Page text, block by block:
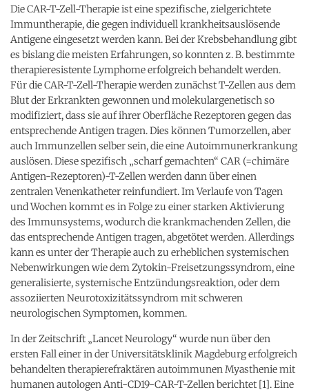
Die CAR-T-Zell-Therapie ist eine spezifische, zielgerichtete
Immuntherapie, die gegen individuell krankheitsauslösende
Antigene eingesetzt werden kann. Bei der Krebsbehandlung gibt
es bislang die meisten Erfahrungen, so konnten z. B. bestimmte
therapieresistente Lymphome erfolgreich behandelt werden.
Für die CAR-T-Zell-Therapie werden zunächst T-Zellen aus dem
Blut der Erkrankten gewonnen und molekulargenetisch so
modifiziert, dass sie auf ihrer Oberfläche Rezeptoren gegen das
entsprechende Antigen tragen. Dies können Tumorzellen, aber
auch Immunzellen selber sein, die eine Autoimmunerkrankung
auslösen. Diese spezifisch „scharf gemachten“ CAR (=chimäre
Antigen-Rezeptoren)-T-Zellen werden dann über einen
zentralen Venenkatheter reinfundiert. Im Verlaufe von Tagen
und Wochen kommt es in Folge zu einer starken Aktivierung
des Immunsystems, wodurch die krankmachenden Zellen, die
das entsprechende Antigen tragen, abgetötet werden. Allerdings
kann es unter der Therapie auch zu erheblichen systemischen
Nebenwirkungen wie dem Zytokin-Freisetzungssyndrom, eine
generalisierte, systemische Entzündungsreaktion, oder dem
assoziierten Neurotoxizitätssyndrom mit schweren
neurologischen Symptomen, kommen.
In der Zeitschrift „Lancet Neurology“ wurde nun über den
ersten Fall einer in der Universitätsklinik Magdeburg erfolgreich
behandelten therapierefraktären autoimmunen Myasthenie mit
humanen autologen Anti-CD19-CAR-T-Zellen berichtet [1]. Eine